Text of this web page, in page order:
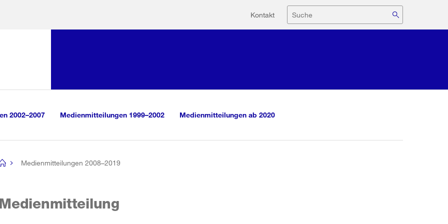
Hilfsnavigation
Kontakt Suche
2002–2007 Medienmitteilungen 1999–2002 Medienmitteilungen ab 2020
Medienmitteilungen 2008–2019